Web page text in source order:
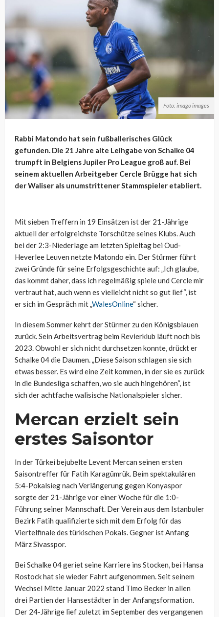
Foto: imago images
Rabbi Matondo hat sein fußballerisches Glück
gefunden. Die 21 Jahre alte Leihgabe von Schalke 04
trumpft in Belgiens Jupiler Pro League groß auf. Bei
seinem aktuellen Arbeitgeber Cercle Brügge hat sich
der Waliser als unumstrittener Stammspieler etabliert.
Mit sieben Treffern in 19 Einsätzen ist der 21-Jährige
aktuell der erfolgreichste Torschütze seines Klubs. Auch
bei der 2:3-Niederlage am letzten Spieltag bei Oud-
Heverlee Leuven netzte Matondo ein. Der Stürmer führt
zwei Gründe für seine Erfolgsgeschichte auf: „Ich glaube,
das kommt daher, dass ich regelmäßig spiele und Cercle mir
vertraut hat, auch wenn es vielleicht nicht so gut lief“, ist
er sich im Gespräch mit „WalesOnline“ sicher.
In diesem Sommer kehrt der Stürmer zu den Königsblauen
zurück. Sein Arbeitsvertrag beim Revierklub läuft noch bis
2023. Obwohl er sich nicht durchsetzen konnte, drückt er
Schalke 04 die Daumen. „Diese Saison schlagen sie sich
etwas besser. Es wird eine Zeit kommen, in der sie es zurück
in die Bundesliga schaffen, wo sie auch hingehören“, ist
sich der achtfache walisische Nationalspieler sicher.
Mercan erzielt sein
erstes Saisontor
In der Türkei bejubelte Levent Mercan seinen ersten
Saisontreffer für Fatih Karagümrük. Beim spektakulären
5:4-Pokalsieg nach Verlängerung gegen Konyaspor
sorgte der 21-Jährige vor einer Woche für die 1:0-
Führung seiner Mannschaft. Der Verein aus dem Istanbuler
Bezirk Fatih qualifizierte sich mit dem Erfolg für das
Viertelfinale des türkischen Pokals. Gegner ist Anfang
März Sivasspor.
Bei Schalke 04 geriet seine Karriere ins Stocken, bei Hansa
Rostock hat sie wieder Fahrt aufgenommen. Seit seinem
Wechsel Mitte Januar 2022 stand Timo Becker in allen
drei Partien der Hansestädter in der Anfangsformation.
Der 24-Jährige lief zuletzt im September des vergangenen